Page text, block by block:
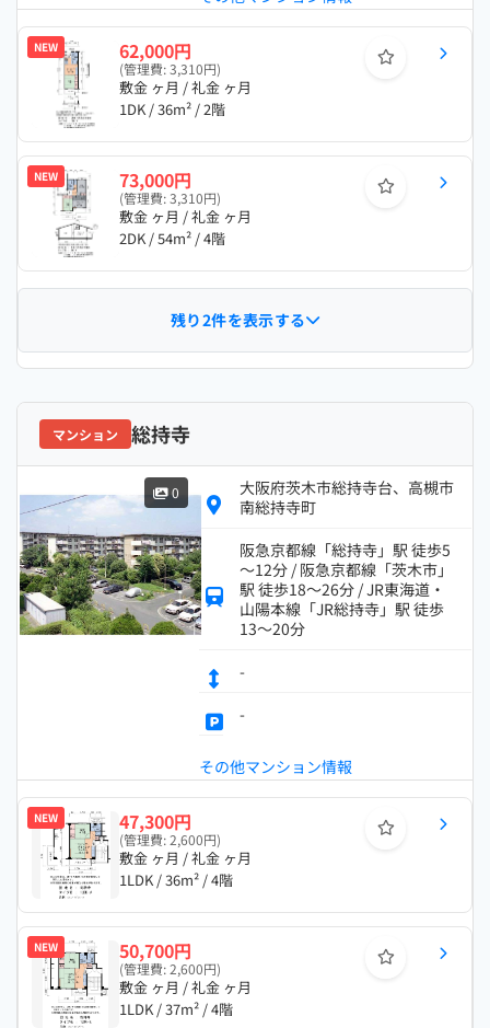
NEW 62,000円
(管理費: 3,310円)
敷金 ヶ月 / 礼金 ヶ月
1DK / 36m² / 2階
NEW 73,000円
(管理費: 3,310円)
敷金 ヶ月 / 礼金 ヶ月
2DK / 54m² / 4階
残り2件を表示する
マンション 総持寺
0
大阪府茨木市総持寺台、高槻市
南総持寺町
阪急京都線「総持寺」駅 徒歩5
～12分 / 阪急京都線「茨木市」
駅 徒歩18～26分 / JR東海道・
山陽本線「JR総持寺」駅 徒歩
13～20分
-
-
その他マンション情報
NEW 47,300円
(管理費: 2,600円)
敷金 ヶ月 / 礼金 ヶ月
1LDK / 36m² / 4階
NEW 50,700円
(管理費: 2,600円)
敷金 ヶ月 / 礼金 ヶ月
1LDK / 37m² / 4階